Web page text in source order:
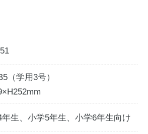
（学用3号）
年生、小学5年生、小学6年生向け